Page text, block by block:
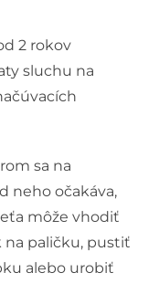
2 rokov
sluchu na
sa na
neho očakáva,
môže vhodiť
na paličku, pustiť
alebo urobiť